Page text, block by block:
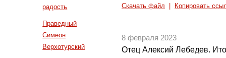
радость
Праведный
Симеон
Верхотурский
Скачать файл Копировать
8 февраля 2023
Отец Алексий Лебедев.